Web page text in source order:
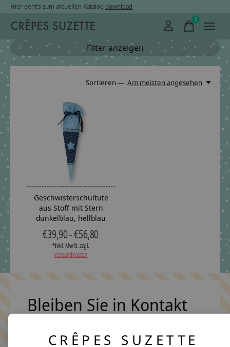
Hier geht’s zum aktuellen Katalog download
0items
Filter anzeigen
Sortieren — Am meisten angesehen
Geschwisterschultüte
aus Stoff mit Stern
dunkelblau, hellblau
€39,90 - €56,80
*Inkl. MwSt. zzgl.
Versandkosten
Bleiben Sie in Kontakt
CRÊPES SUZETTE